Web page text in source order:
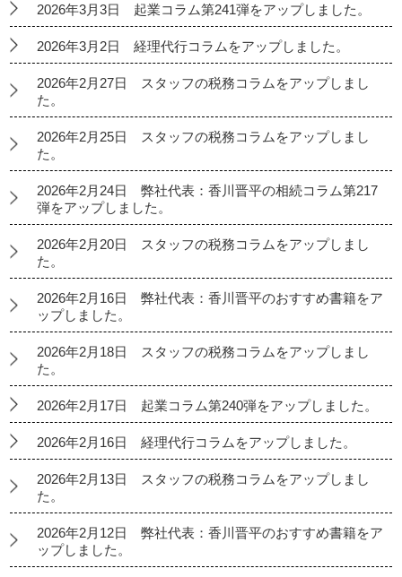
2026年3月3日 起業コラム第241弾をアップしました。
2026年3月2日 経理代行コラムをアップしました。
2026年2月27日 スタッフの税務コラムをアップしまし
た。
2026年2月25日 スタッフの税務コラムをアップしまし
た。
2026年2月24日 弊社代表：香川晋平の相続コラム第217
弾をアップしました。
2026年2月20日 スタッフの税務コラムをアップしまし
た。
2026年2月16日 弊社代表：香川晋平のおすすめ書籍をア
ップしました。
2026年2月18日 スタッフの税務コラムをアップしまし
た。
2026年2月17日 起業コラム第240弾をアップしました。
2026年2月16日 経理代行コラムをアップしました。
2026年2月13日 スタッフの税務コラムをアップしまし
た。
2026年2月12日 弊社代表：香川晋平のおすすめ書籍をア
ップしました。